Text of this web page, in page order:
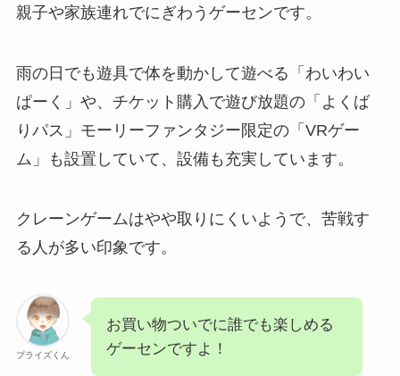
親子や家族連れでにぎわうゲーセンです。
雨の日でも遊具で体を動かして遊べる「わいわい
ぱーく」や、チケット購入で遊び放題の「よくば
りパス」モーリーファンタジー限定の「VRゲー
ム」も設置していて、設備も充実しています。
クレーンゲームはやや取りにくいようで、苦戦す
る人が多い印象です。
プライズくん
お買い物ついでに誰でも楽しめる
ゲーセンですよ！